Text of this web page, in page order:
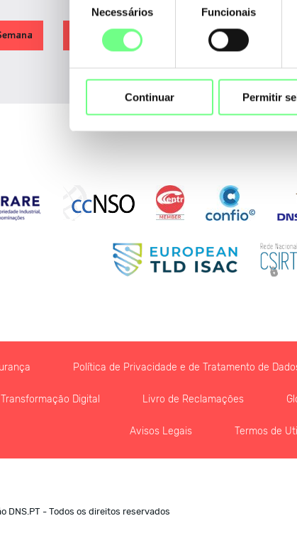
consentimento
Necessários Funcionais
Continuar Permitir
Evolução Ano
Política de Privacidade e de Tratamento de
Digital Livro de Reclamações
Avisos Legais Termos de
DNS.PT - Todos os direitos reservados